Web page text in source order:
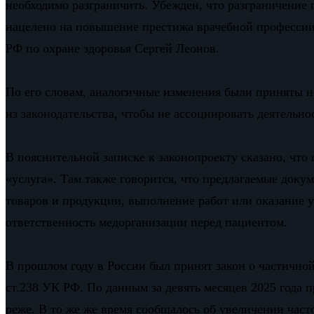
необходимо разграничить. Убежден, что
нацелено на повышение престижа врачебной
РФ по охране здоровья Сергей Леонов.
По его словам, аналогичные изменения были приняты
из законодательства, чтобы не ассоциировать
В пояснительной записке к законопроекту сказано,
«услуга». Там также говорится, что предлагаемые
товаров и продукции, выполнение работ или
ответственность медорганизации перед пациентом.
В прошлом году в России был принят закон о
ст.238 УК РФ. По данным за девять месяцев 2025 года
реже. В то же же время сообщалось об увеличении